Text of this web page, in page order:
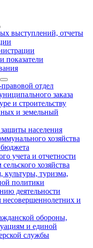
выступлений, отчеты
показатели
отдел
заказа
и строительству
и земельный
населения
хозяйства
учета и отчетности
хозяйства
культуры, туризма,
политики
деятельности
и
обороны,
и единой
службы